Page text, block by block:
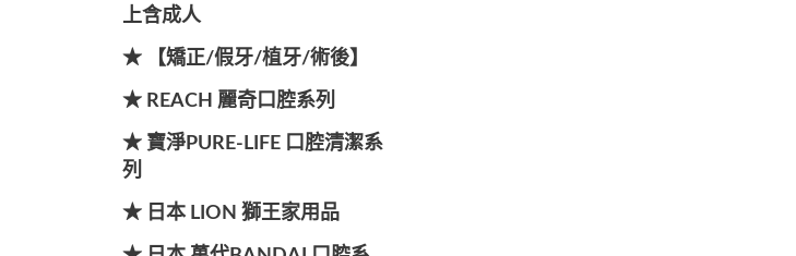
上含成人
★ 【矯正/假牙/植牙/術後】
★ REACH 麗奇口腔系列
★ 寶淨PURE-LIFE 口腔清潔系
列
★ 日本 LION 獅王家用品